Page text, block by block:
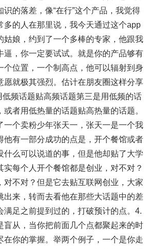
的落差，像“在行”这个产品，我觉得
多的人在那里说，我今天通过这个app
姑娘，约到了一个多棒的专家，他跟我
逼，你一定要试试。就是你的产品够有
个位置，一个制高点，他可以辐射到身
愿就极其强烈。估计在朋友圈这样分享
频话题贴高频话题第三是用低频的话
者用低热量的话题贴高热量的话题。
一个卖粉少年张天一，张天一是一个我
他有一部分成功的点是，开个餐馆或者
什么可以说道的事，但是他却贴了大学
实每个人开个餐馆都是创业，对不对？
对不对？但是它去贴互联网创业，大家
出来，转而去看他在那些大话题中的差
满足之前提到过的，打破预计的点。4.
盲从，当你把前面几个点都聚起来的时
在你的掌握。举两个例子，一个是你走